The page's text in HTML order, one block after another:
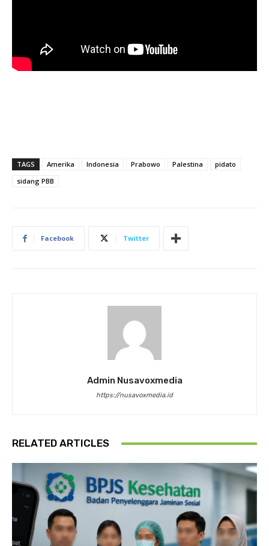
TAGS Amerika Indonesia Prabowo Palestina
pidato
sidang PBB
Facebook Twitter
Admin Nusavoxmedia
https://nusavoxmedia.id
RELATED ARTICLES